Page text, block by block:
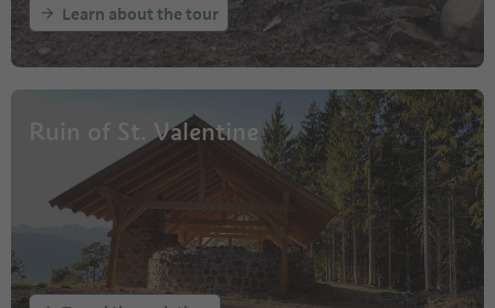
Learn about the tour
Ruin of St. Valentine